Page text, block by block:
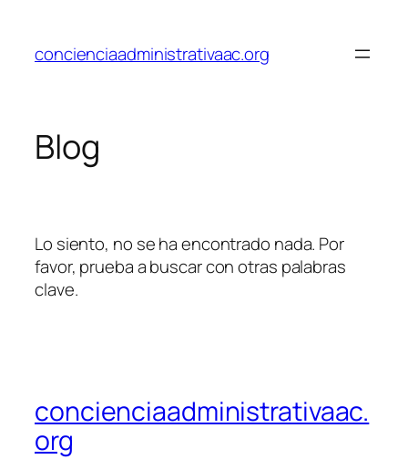
contenido
concienciaadministrativaac.org
Blog
Lo siento, no se ha encontrado nada. Por
favor, prueba a buscar con otras palabras
clave.
concienciaadministrativaac.
org